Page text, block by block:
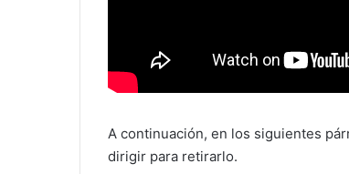
A continuación, en los siguientes
dirigir para retirarlo.